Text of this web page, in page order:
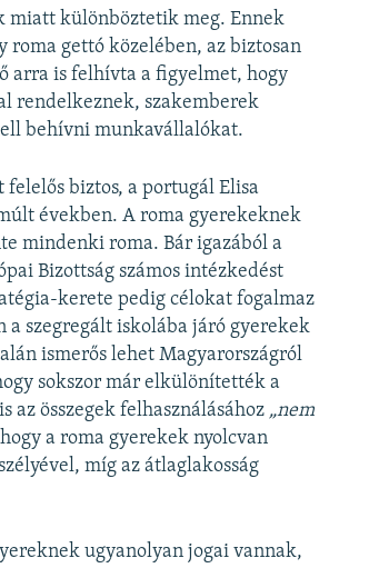
miatt különböztetik meg. Ennek
gettó közelében, az biztosan
arra is felhívta a figyelmet, hogy
rendelkeznek, szakemberek
behívni munkavállalókat.
biztos, a portugál Elisa
években. A roma gyerekeknek
mindenki roma. Bár igazából a
Bizottság számos intézkedést
kerete pedig célokat fogalmaz
szegregált iskolába járó gyerekek
ismerős lehet Magyarországról
sokszor már elkülönítették a
összegek felhasználásához „nem
a roma gyerekek nyolcvan
míg az átlaglakosság
ugyanolyan jogai vannak,